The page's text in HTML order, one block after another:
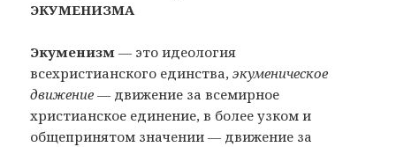
ЭКУМЕНИЗМА
Экуменизм — это идеология
всехристианского единства,экуменическое
движение — движение за всемирное
христианское единение, в более узком и
общепринятом значении — движение за